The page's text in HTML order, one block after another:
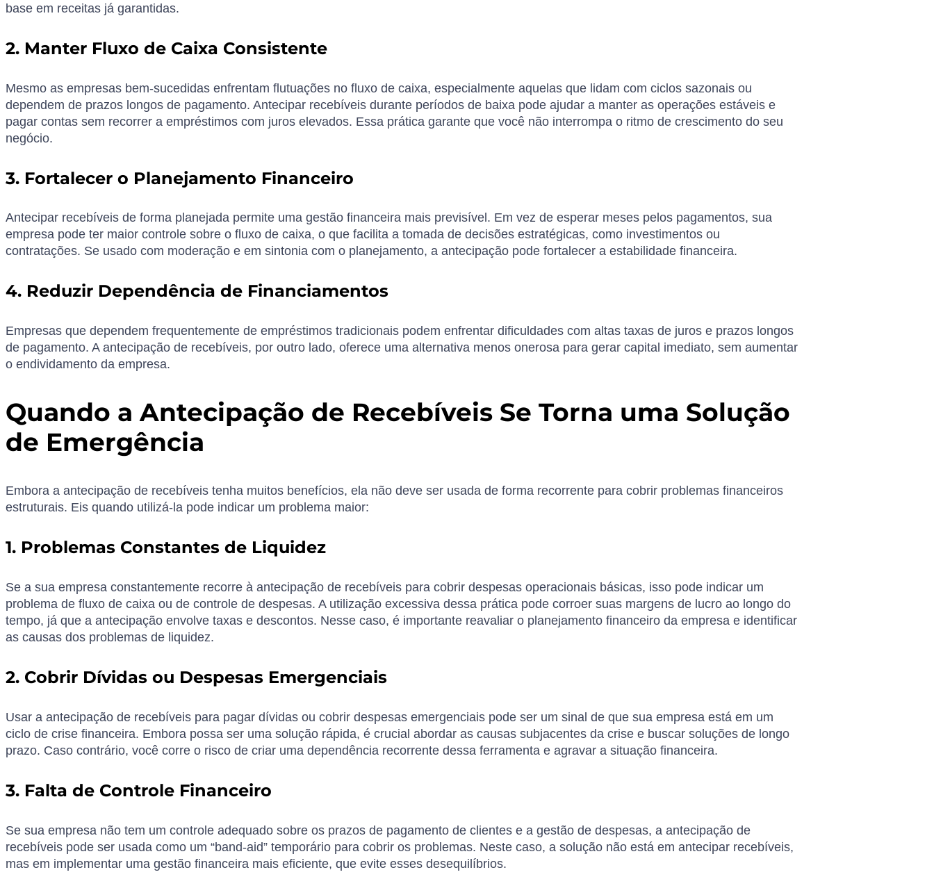
base em receitas já garantidas.
2. Manter Fluxo de Caixa Consistente
Mesmo as empresas bem-sucedidas enfrentam flutuações no fluxo de caixa, especialmente aquelas que lidam com ciclos sazonais ou
dependem de prazos longos de pagamento. Antecipar recebíveis durante períodos de baixa pode ajudar a manter as operações estáveis e
pagar contas sem recorrer a empréstimos com juros elevados. Essa prática garante que você não interrompa o ritmo de crescimento do seu
negócio.
3. Fortalecer o Planejamento Financeiro
Antecipar recebíveis de forma planejada permite uma gestão financeira mais previsível. Em vez de esperar meses pelos pagamentos, sua
empresa pode ter maior controle sobre o fluxo de caixa, o que facilita a tomada de decisões estratégicas, como investimentos ou
contratações. Se usado com moderação e em sintonia com o planejamento, a antecipação pode fortalecer a estabilidade financeira.
4. Reduzir Dependência de Financiamentos
Empresas que dependem frequentemente de empréstimos tradicionais podem enfrentar dificuldades com altas taxas de juros e prazos longos
de pagamento. A antecipação de recebíveis, por outro lado, oferece uma alternativa menos onerosa para gerar capital imediato, sem aumentar
o endividamento da empresa.
Quando a Antecipação de Recebíveis Se Torna uma Solução
de Emergência
Embora a antecipação de recebíveis tenha muitos benefícios, ela não deve ser usada de forma recorrente para cobrir problemas financeiros
estruturais. Eis quando utilizá-la pode indicar um problema maior:
1. Problemas Constantes de Liquidez
Se a sua empresa constantemente recorre à antecipação de recebíveis para cobrir despesas operacionais básicas, isso pode indicar um
problema de fluxo de caixa ou de controle de despesas. A utilização excessiva dessa prática pode corroer suas margens de lucro ao longo do
tempo, já que a antecipação envolve taxas e descontos. Nesse caso, é importante reavaliar o planejamento financeiro da empresa e identificar
as causas dos problemas de liquidez.
2. Cobrir Dívidas ou Despesas Emergenciais
Usar a antecipação de recebíveis para pagar dívidas ou cobrir despesas emergenciais pode ser um sinal de que sua empresa está em um
ciclo de crise financeira. Embora possa ser uma solução rápida, é crucial abordar as causas subjacentes da crise e buscar soluções de longo
prazo. Caso contrário, você corre o risco de criar uma dependência recorrente dessa ferramenta e agravar a situação financeira.
3. Falta de Controle Financeiro
Se sua empresa não tem um controle adequado sobre os prazos de pagamento de clientes e a gestão de despesas, a antecipação de
recebíveis pode ser usada como um “band-aid” temporário para cobrir os problemas. Neste caso, a solução não está em antecipar recebíveis,
mas em implementar uma gestão financeira mais eficiente, que evite esses desequilíbrios.